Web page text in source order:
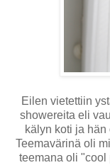
Eilen vietettiin
showereita eli
kälyn koti ja
Teemavärinä oli
teemana oli "cool